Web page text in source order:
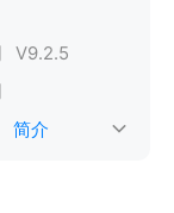
V9.2.5
简介